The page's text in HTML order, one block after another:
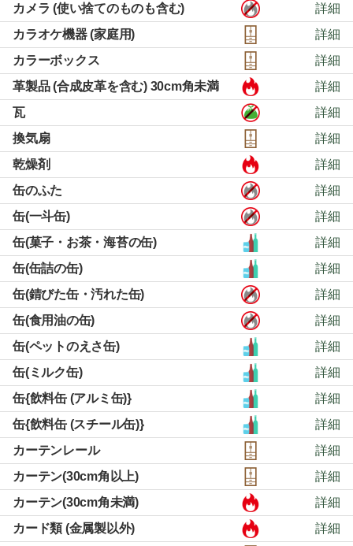
カメラ (使い捨てのものも含む)
詳細
カラオケ機器 (家庭用)
詳細
カラーボックス
詳細
革製品 (合成皮革を含む) 30cm角未満
詳細
瓦
詳細
換気扇
詳細
乾燥剤
詳細
缶のふた
詳細
缶(一斗缶)
詳細
缶(菓子・お茶・海苔の缶)
詳細
缶(缶詰の缶)
詳細
缶(錆びた缶・汚れた缶)
詳細
缶(食用油の缶)
詳細
缶(ペットのえさ缶)
詳細
缶(ミルク缶)
詳細
缶{飲料缶 (アルミ缶)}
詳細
缶{飲料缶 (スチール缶)}
詳細
カーテンレール
詳細
カーテン(30cm角以上)
詳細
カーテン(30cm角未満)
詳細
カード類 (金属製以外)
詳細